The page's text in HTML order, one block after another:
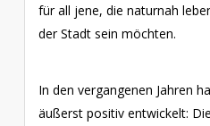
für all jene, die naturnah
der Stadt sein möchten.
In den vergangenen Jahren
äußerst positiv entwickelt: